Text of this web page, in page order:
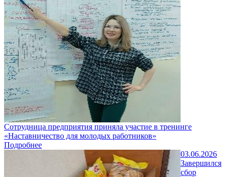
Сотрудница предприятия приняла участие в тренинге
«Наставничество для молодых работников»
Подробнее
03.06.2026
Завершился
сбор